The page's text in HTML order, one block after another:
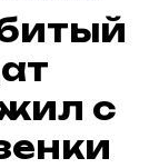
с